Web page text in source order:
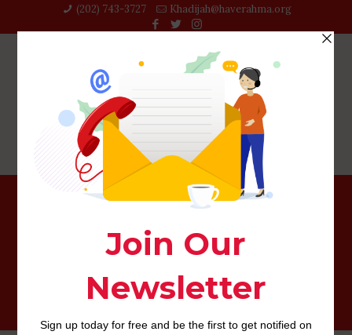
(202) 743-3727‬ Khadijah@haverahma.org
Primera citacion en Barcelona: ideas asi­ como planes